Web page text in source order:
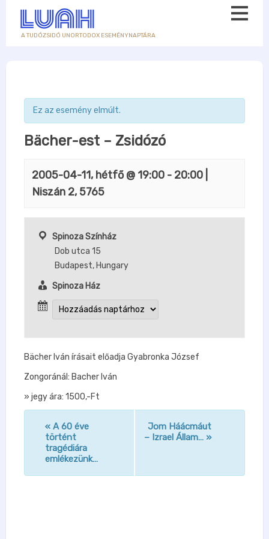
A TUDÓZSIDÓ UNORTODOX ESEMÉNYNAPTÁRA
Ez az esemény elmúlt.
Bächer-est – Zsidózó
2005-04-11, hétfő @ 19:00 - 20:00
Niszán 2, 5765
Spinoza Színház
Dob utca 15
Budapest, Hungary
Spinoza Ház
Bächer Iván írásait előadja Gyabronka József
Zongoránál: Bacher Iván
» jegy ára: 1500,-Ft
« A 60 éve
történt
tragédiára
emlékezünk…
Jom Háácmáut
– Izrael Állam… »